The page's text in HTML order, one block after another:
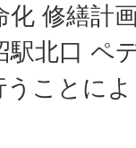
化 修繕計
駅北口 ペ
ことに